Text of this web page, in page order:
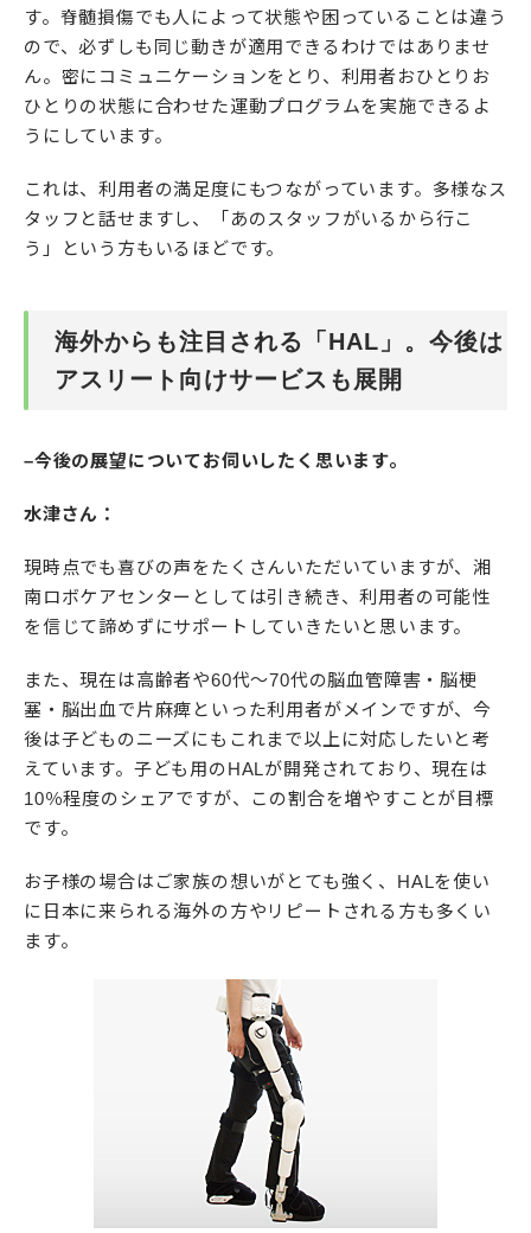
す。脊髄損傷でも人によって状態や困っていることは違う
ので、必ずしも同じ動きが適用できるわけではありませ
ん。密にコミュニケーションをとり、利用者おひとりお
ひとりの状態に合わせた運動プログラムを実施できるよ
うにしています。
これは、利用者の満足度にもつながっています。多様なス
タッフと話せますし、「あのスタッフがいるから行こ
う」という方もいるほどです。
海外からも注目される「HAL」。今後は
アスリート向けサービスも展開
–今後の展望についてお伺いしたく思います。
水津さん：
現時点でも喜びの声をたくさんいただいていますが、湘
南ロボケアセンターとしては引き続き、利用者の可能性
を信じて諦めずにサポートしていきたいと思います。
また、現在は高齢者や60代〜70代の脳血管障害・脳梗
塞・脳出血で片麻痺といった利用者がメインですが、今
後は子どものニーズにもこれまで以上に対応したいと考
えています。子ども用のHALが開発されており、現在は
10％程度のシェアですが、この割合を増やすことが目標
です。
お子様の場合はご家族の想いがとても強く、HALを使い
に日本に来られる海外の方やリピートされる方も多くい
ます。